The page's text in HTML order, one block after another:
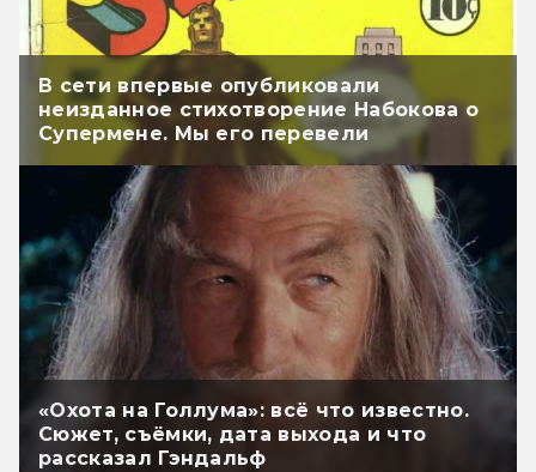
В сети впервые опубликовали
неизданное стихотворение Набокова о
Супермене. Мы его перевели
«Охота на Голлума»: всё что известно.
Сюжет, съёмки, дата выхода и что
рассказал Гэндальф